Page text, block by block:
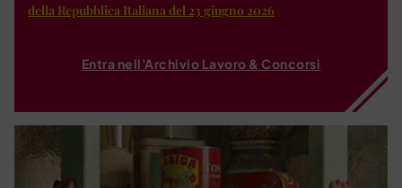
della Repubblica Italiana del 23 giugno 2026
Entra nell'Archivio Lavoro & Concorsi